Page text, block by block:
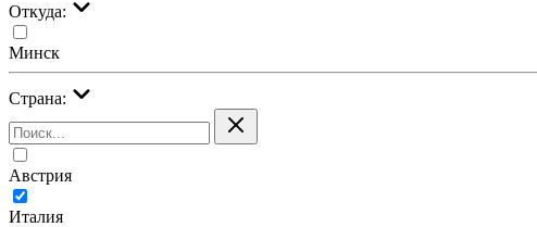
Откуда:
Минск
Страна:
Австрия
Италия